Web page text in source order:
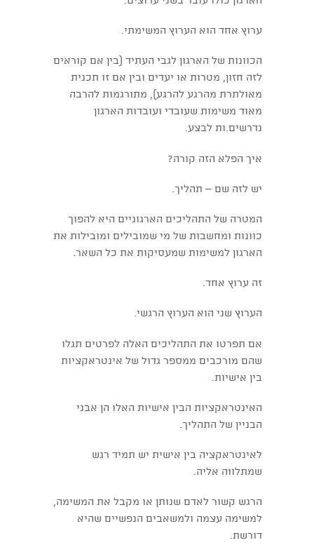
ערוץ אחד הוא הערוץ המשימתי.
הכוונות של הארגון לגבי העתיד (בין אם קוראים
לזה חזון, מטרות או יעדים ובין אם זו תכנית
מאולתרת מהרגע להרגע), מתורגמות להרבה
מאוד משימות שעובדי ועובדות הארגון
נדרשים.ות לבצע.
איך הפלא הזה קורה?
יש לזה שם – תהליך.
המטרה של התהליכים הארגוניים היא להפוך
כוונות ומחשבות של מי שמובילים ומובילות את
הארגון למשימות שמעסיקות את כל השאר.
זה ערוץ אחד.
הערוץ שני הוא הערוץ הרגשי.
אם תפרטו את התהליכים האלה לפרטים תגלו
שהם מורכבים ממספר גדול של אינטראקציות
בין אישיות.
האינטראקציות הבין אישיות האלו הן אבני
הבניין של התהליך.
לאינטראקציה בין אישית יש תמיד רגש
שמתלווה אליה.
הרגש קשור לאדם שנותן או מקבל את המשימה,
למשימה עצמה ולמשאבים הנפשיים שהיא
דורשת.